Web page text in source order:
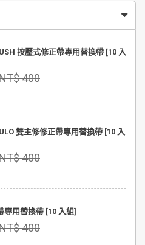
按壓式修正帶專用替換帶 [10 入
400
雙主修修正帶專用替換帶 [10 入
400
專用替換帶 [10 入組]
400